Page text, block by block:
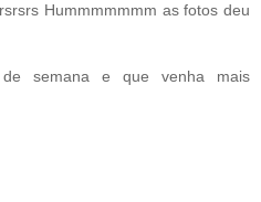
Hummmmmmm as fotos deu
semana e que venha mais